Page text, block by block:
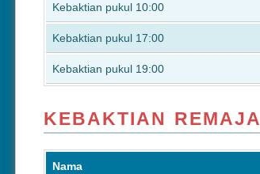
Kebaktian pukul 10:00
Kebaktian pukul 17:00
Kebaktian pukul 19:00
KEBAKTIAN REMAJA
Nama